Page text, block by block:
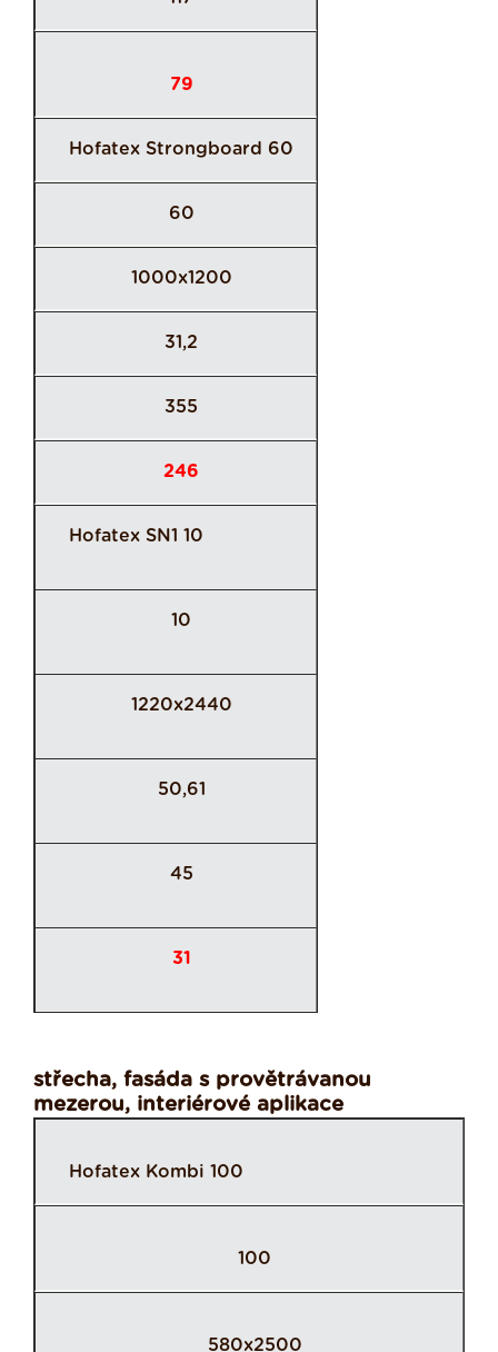
79
Hofatex Strongboard 60
60
1000x1200
31,2
355
246
Hofatex SN1 10
10
1220x2440
50,61
45
31
střecha, fasáda s provětrávanou
mezerou, interiérové aplikace
Hofatex Kombi 100
100
580x2500